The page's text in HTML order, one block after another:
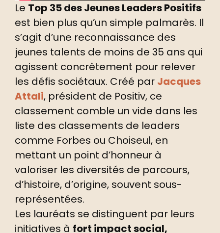
Le Top 35 des Jeunes Leaders Positifs
est bien plus qu’un simple palmarès. Il
s’agit d’une reconnaissance des
jeunes talents de moins de 35 ans qui
agissent concrètement pour relever
les défis sociétaux. Créé par Jacques
Attali, président de Positiv, ce
classement comble un vide dans les
liste des classements de leaders
comme Forbes ou Choiseul, en
mettant un point d’honneur à
valoriser les diversités de parcours,
d’histoire, d’origine, souvent sous-
représentées.
Les lauréats se distinguent par leurs
initiatives à fort impact social,